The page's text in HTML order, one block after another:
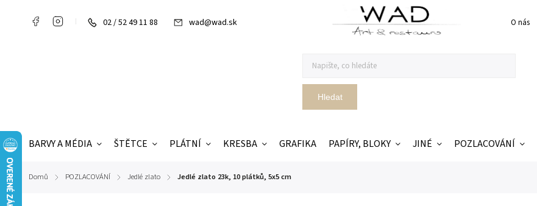
02 / 52 49 11 88 wad@wad.sk O nás
Hledat
BARVY A MÉDIA ŠTĚTCE PLÁTNÍ KRESBA GRAFIKA PAPÍRY, BLOKY JINÉ POZLACOVÁNÍ
Domů / POZLACOVÁNÍ / Jedlé zlato / Jedlé zlato 23k, 10 plátků, 5x5 cm